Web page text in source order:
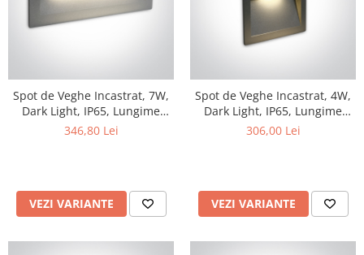
Spot de Veghe Incastrat, 7W,
Dark Light, IP65, Lungime
225mm x Latime 75mm x
346,80 Lei
VEZI VARIANTE
Spot de Veghe Incastrat, 4W,
Dark Light, IP65, Lungime
115mm x Latime 115mm x
306,00 Lei
VEZI VARIANTE